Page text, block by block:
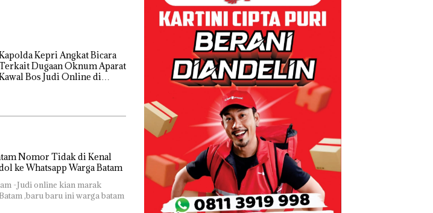
Kepri Angkat Bicara
Dugaan Oknum Aparat
Bos Judi Online di
Nomor Tidak di Kenal
Kirim Aplikasi Judol ke Whatsapp Warga Batam
-Judi online kian marak
,baru baru ini warga batam